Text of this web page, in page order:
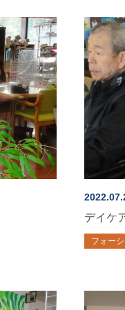
デイケ
フォー